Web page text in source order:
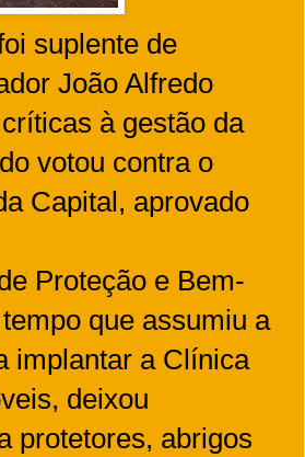
suplente de
João Alfredo
à gestão da
votou contra o
Capital, aprovado
Proteção e Bem-
que assumiu a
implantar a Clínica
deixou
protetores, abrigos